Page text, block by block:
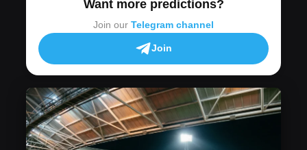
Want more predictions?
Join our Telegram channel
Join